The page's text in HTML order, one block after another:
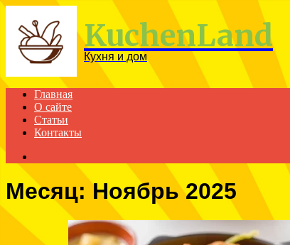
Menu
KuchenLand
Кухня и дом
Главная
О сайте
Статьи
Контакты
Месяц:Ноябрь 2025